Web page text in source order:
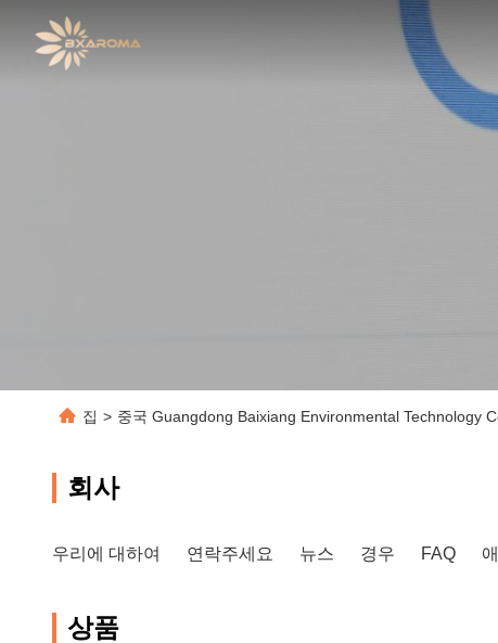
집 > 중국 Guangdong Baixiang Environmental Technology
회사
우리에 대하여 연락주세요 뉴스 경우 FAQ
상품